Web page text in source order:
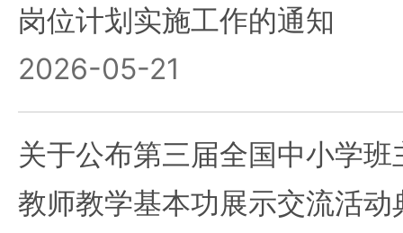
岗位计划实施工作的通知
2026-05-21
关于公布第三届全国中小学
教师教学基本功展示交流活